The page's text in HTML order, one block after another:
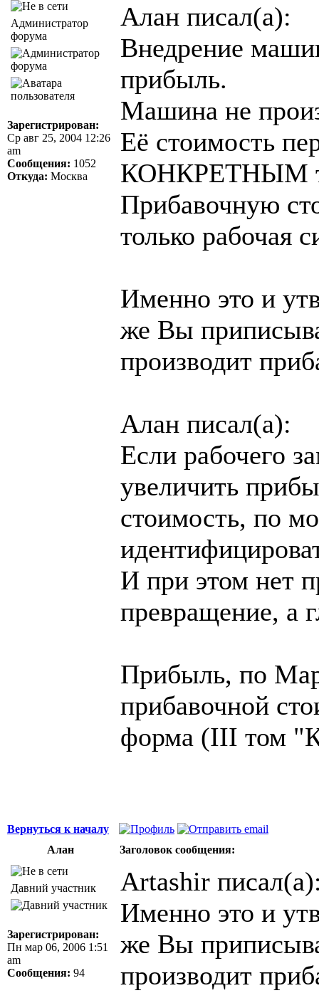
Администратор
форума
Зарегистрирован:
Ср авг 25, 2004 12:26
am
Сообщения: 1052
Откуда: Москва
Алан писал(а):
Внедрение
прибыль.
Машина не
Её стоимость
КОНКРЕТНЫМ
Прибавочную
только рабочая
Именно это и
же Вы
производит
Алан писал(а):
Если рабочего
увеличить
стоимость, по
И при этом нет
превращение, а
Прибыль, по
прибавочной
форма (III том
Вернуться к началу
Алан
Заголовок сообщения:
Давний участник
Зарегистрирован:
Пн мар 06, 2006 1:51
am
Сообщения: 94
Artashir
Именно это и
же Вы
производит